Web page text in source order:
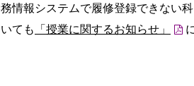
情報システムで履修登録できない
ても
「授業に関するお知らせ」